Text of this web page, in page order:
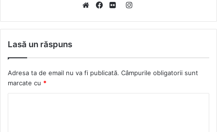
e
a
o
l
r
I
s
r
Lasă un răspuns
Adresa ta de email nu va fi publicată. Câmpurile obligatorii sunt
marcate cu *